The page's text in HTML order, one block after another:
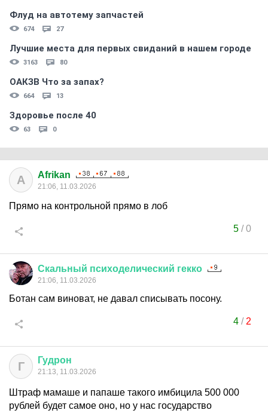
Флуд на автотему запчастей
674 27
Лучшие места для первых свиданий в нашем городе
3163 80
ОАКЗВ Что за запах?
664 13
Здоровье после 40
63 0
A Afrikan
21:06, 11.03.2026
Прямо на контрольной прямо в лоб
5/0
Скальный психоделический гекко
21:06, 11.03.2026
Ботан сам виноват, не давал списывать посону.
4/ 2
Г Гудрон
21:13, 11.03.2026
Штраф мамаше и папаше такого имбицила 500 000
рублей будет самое оно, но у нас государство